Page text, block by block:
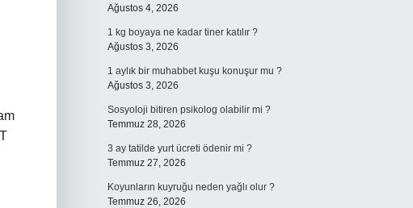
Ağustos 4, 2026
1 kg boyaya ne kadar tiner katılır ?
Ağustos 3, 2026
1 aylık bir muhabbet kuşu konuşur mu ?
Ağustos 3, 2026
Sosyoloji bitiren psikolog olabilir mi ?
Temmuz 28, 2026
3 ay tatilde yurt ücreti ödenir mi ?
Temmuz 27, 2026
Koyunların kuyruğu neden yağlı olur ?
Temmuz 26, 2026